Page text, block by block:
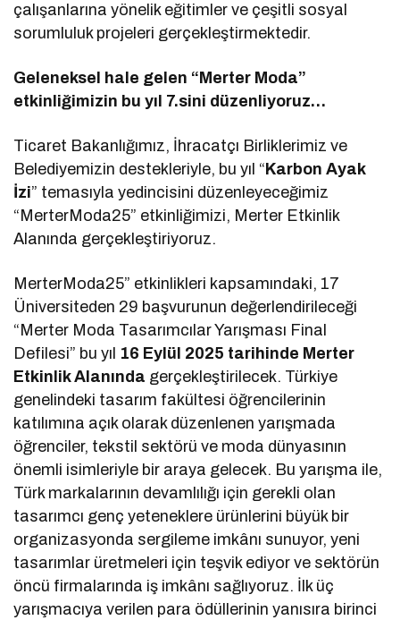
çalışanlarına yönelik eğitimler ve çeşitli sosyal
sorumluluk projeleri gerçekleştirmektedir.
Geleneksel hale gelen “Merter Moda”
etkinliğimizin bu yıl 7.sini düzenliyoruz…
Ticaret Bakanlığımız, İhracatçı Birliklerimiz ve
Belediyemizin destekleriyle, bu yıl “ Karbon Ayak
İzi” temasıyla yedincisini düzenleyeceğimiz
“MerterModa25” etkinliğimizi, Merter Etkinlik
Alanında gerçekleştiriyoruz.
MerterModa25” etkinlikleri kapsamındaki, 17
Üniversiteden 29 başvurunun değerlendirileceği
“Merter Moda Tasarımcılar Yarışması Final
Defilesi” bu yıl 16 Eylül 2025 tarihinde Merter
Etkinlik Alanında gerçekleştirilecek. Türkiye
genelindeki tasarım fakültesi öğrencilerinin
katılımına açık olarak düzenlenen yarışmada
öğrenciler, tekstil sektörü ve moda dünyasının
önemli isimleriyle bir araya gelecek. Bu yarışma ile,
Türk markalarının devamlılığı için gerekli olan
tasarımcı genç yeteneklere ürünlerini büyük bir
organizasyonda sergileme imkânı sunuyor, yeni
tasarımlar üretmeleri için teşvik ediyor ve sektörün
öncü firmalarında iş imkânı sağlıyoruz. İlk üç
yarışmacıya verilen para ödüllerinin yanısıra birinci